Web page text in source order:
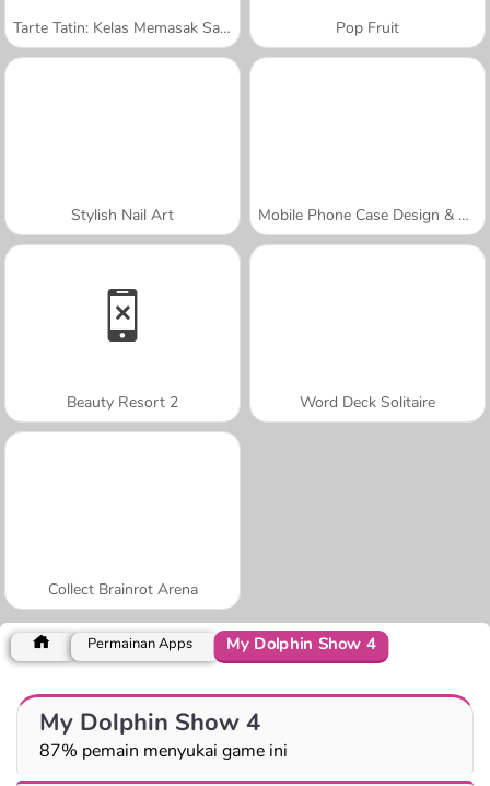
Tarte Tatin: Kelas Memasak Sara Pop Fruit
Stylish Nail Art Mobile Phone Case Design & DIY
Beauty Resort 2 Word Deck Solitaire
Collect Brainrot Arena
Permainan Apps My Dolphin Show 4
My Dolphin Show 4
87% pemain menyukai game ini